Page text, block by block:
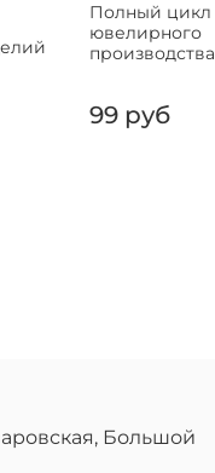
Полный цикл
ювелирного
производства
99 руб
Большой